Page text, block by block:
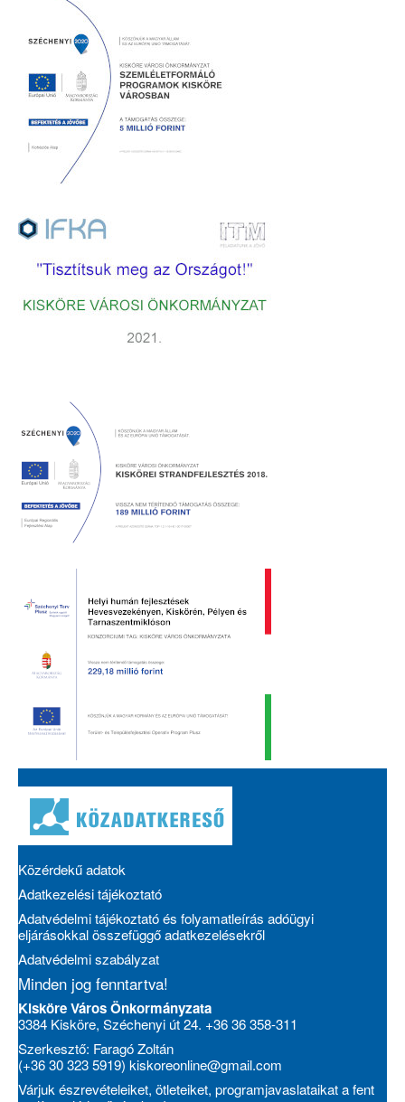
Közérdekű adatok
Adatkezelési tájékoztató
Adatvédelmi tájékoztató és folyamatleírás adóügyi
eljárásokkal összefüggő adatkezelésekről
Adatvédelmi szabályzat
Minden jog fenntartva!
Kisköre Város Önkormányzata
3384 Kisköre, Széchenyi út 24. +36 36 358-311
Szerkesztő: Faragó Zoltán
(+36 30 323 5919) kiskoreonline@gmail.com
Várjuk észrevételeiket, ötleteiket, programjavaslataikat a fent